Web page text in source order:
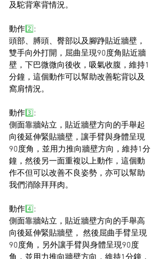
及駝背寒背情況。
動作2️⃣:
頭部、膊頭、臀部以及腳踭貼近牆壁，
雙手向外打開，屈曲呈現90度角貼近牆
壁，下巴微微向後收，吸氣收腹，維持1
分鐘，這個動作可以幫助改善駝背以及
窩肩情況。
動作3️⃣:
側面靠牆站立，貼近牆壁方向的手舉起
向後延伸緊貼牆壁，讓手臂與身體呈現
90度角，並用力推向牆壁方向，維持1分
鐘，然後另一面重複以上動作，這個動
作不但可以改善不良姿勢，亦可以幫助
我們消除拜拜肉。
動作4️⃣:
側面靠牆站立，貼近牆壁方向的手舉高
向後延伸緊貼牆壁， 然後屈曲手臂呈現
90度角，另外讓手臂與身體呈現90度